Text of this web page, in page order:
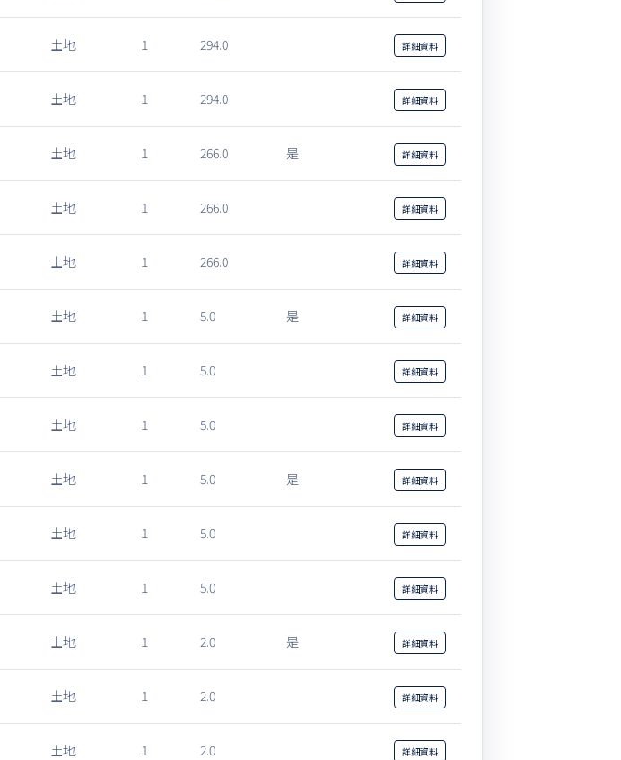
土地 1 294.0 詳細資料
土地 1 294.0 詳細資料
土地 1 266.0 是 詳細資料
土地 1 266.0 詳細資料
土地 1 266.0 詳細資料
土地 1 5.0 是 詳細資料
土地 1 5.0 詳細資料
土地 1 5.0 詳細資料
土地 1 5.0 是 詳細資料
土地 1 5.0 詳細資料
土地 1 5.0 詳細資料
土地 1 2.0 是 詳細資料
土地 1 2.0 詳細資料
土地 1 2.0 詳細資料